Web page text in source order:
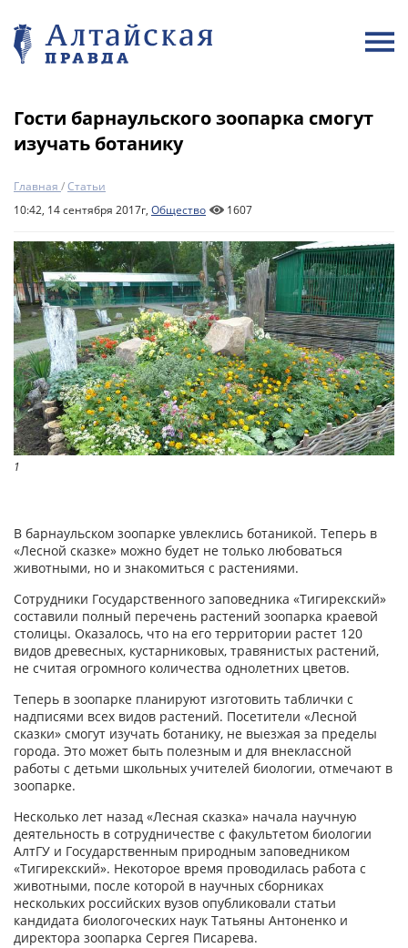
Гости барнаульского зоопарка смогут
изучать ботанику
Главная /Статьи
10:42, 14 сентября 2017г, Общество 1607
1
В барнаульском зоопарке увлеклись ботаникой. Теперь в
«Лесной сказке» можно будет не только любоваться
животными, но и знакомиться с растениями.
Сотрудники Государственного заповедника «Тигирекский»
составили полный перечень растений зоопарка краевой
столицы. Оказалось, что на его территории растет 120
видов древесных, кустарниковых, травянистых растений,
не считая огромного количества однолетних цветов.
Теперь в зоопарке планируют изготовить таблички с
надписями всех видов растений. Посетители «Лесной
сказки» смогут изучать ботанику, не выезжая за пределы
города. Это может быть полезным и для внеклассной
работы с детьми школьных учителей биологии, отмечают в
зоопарке.
Несколько лет назад «Лесная сказка» начала научную
деятельность в сотрудничестве с факультетом биологии
АлтГУ и Государственным природным заповедником
«Тигирекский». Некоторое время проводилась работа с
животными, после которой в научных сборниках
нескольких российских вузов опубликовали статьи
кандидата биологоческих наук Татьяны Антоненко и
директора зоопарка Сергея Писарева.